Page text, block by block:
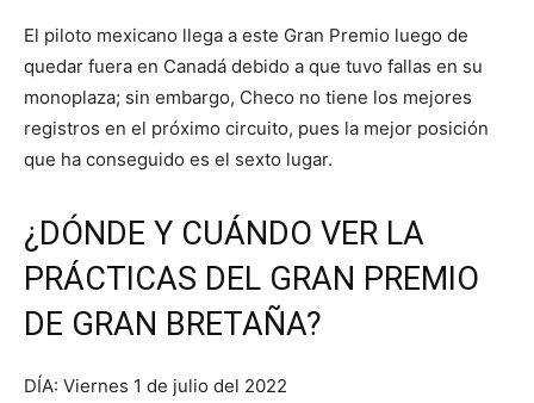
El piloto mexicano llega a este Gran Premio luego de
quedar fuera en Canadá debido a que tuvo fallas en su
monoplaza; sin embargo, Checo no tiene los mejores
registros en el próximo circuito, pues la mejor posición
que ha conseguido es el sexto lugar.
¿DÓNDE Y CUÁNDO VER LA
PRÁCTICAS DEL GRAN PREMIO
DE GRAN BRETAÑA?
DÍA: Viernes 1 de julio del 2022